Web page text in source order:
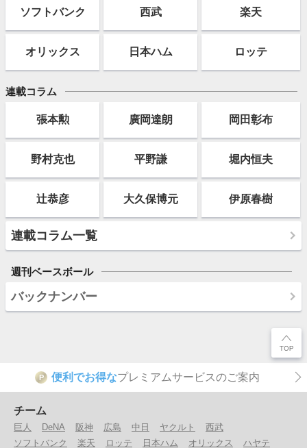
ソフトバンク 西武 楽天
オリックス 日本ハム ロッテ
連載コラム
張本勲 廣岡達朗 岡田彰布
野村克也 平野謙 堀内恒夫
辻恭彦 大久保博元 伊原春樹
連載コラム一覧
週刊ベースボール
バックナンバー
P 便利でお得なプレミアムサービスのご案内
チーム
巨人 DeNA 阪神 広島 中日 ヤクルト
西武
ソフトバンク
楽天 ロッテ 日本ハム オリックス ハヤテ